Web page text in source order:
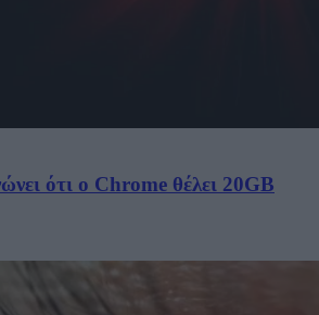
ότι ο Chrome θέλει 20GB